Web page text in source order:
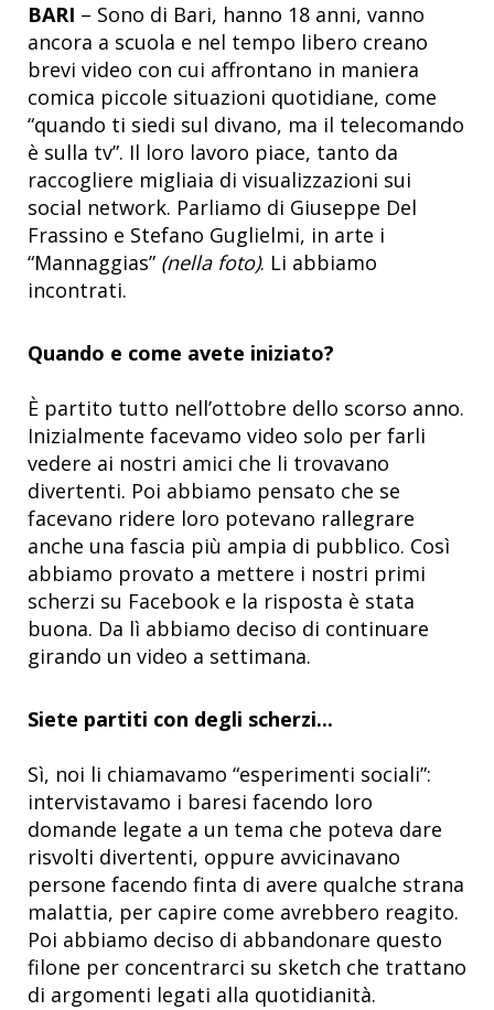
BARI – Sono di Bari, hanno 18 anni, vanno
ancora a scuola e nel tempo libero creano
brevi video con cui affrontano in maniera
comica piccole situazioni quotidiane, come
“quando ti siedi sul divano, ma il telecomando
è sulla tv”. Il loro lavoro piace, tanto da
raccogliere migliaia di visualizzazioni sui
social network. Parliamo di Giuseppe Del
Frassino e Stefano Guglielmi, in arte i
“Mannaggias” (nella foto). Li abbiamo
incontrati.
Quando e come avete iniziato?
È partito tutto nell’ottobre dello scorso anno.
Inizialmente facevamo video solo per farli
vedere ai nostri amici che li trovavano
divertenti. Poi abbiamo pensato che se
facevano ridere loro potevano rallegrare
anche una fascia più ampia di pubblico. Così
abbiamo provato a mettere i nostri primi
scherzi su Facebook e la risposta è stata
buona. Da lì abbiamo deciso di continuare
girando un video a settimana.
Siete partiti con degli scherzi...
Sì, noi li chiamavamo “esperimenti sociali”:
intervistavamo i baresi facendo loro
domande legate a un tema che poteva dare
risvolti divertenti, oppure avvicinavano
persone facendo finta di avere qualche strana
malattia, per capire come avrebbero reagito.
Poi abbiamo deciso di abbandonare questo
filone per concentrarci su sketch che trattano
di argomenti legati alla quotidianità.